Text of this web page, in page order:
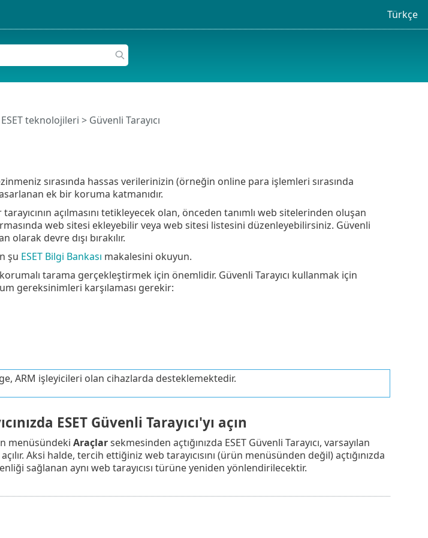
Türkçe
ESET teknolojileri > Güvenli Tarayıcı
sırasında hassas verilerinizin (örneğin online para işlemleri sırasında
ek bir koruma katmanıdır.
açılmasını tetikleyecek olan, önceden tanımlı web sitelerinden oluşan
web sitesi ekleyebilir veya web sitesi listesini düzenleyebilirsiniz. Güvenli
olarak devre dışı bırakılır.
şu ESET Bilgi Bankası makalesini okuyun.
tarama gerçekleştirmek için önemlidir. Güvenli Tarayıcı kullanmak için
gereksinimleri karşılaması gerekir:
ARM işleyicileri olan cihazlarda desteklemektedir.
ESET Güvenli Tarayıcı'yı açın
menüsündeki Araçlarsekmesinden açtığınızda ESET Güvenli Tarayıcı, varsayılan
Aksi halde, tercih ettiğiniz web tarayıcısını (ürün menüsünden değil) açtığınızda
sağlanan aynı web tarayıcısı türüne yeniden yönlendirilecektir.